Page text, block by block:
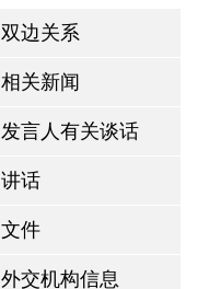
双边关系
相关新闻
发言人有关谈话
讲话
文件
外交机构信息